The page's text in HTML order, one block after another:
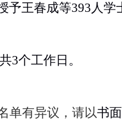
予王春成等393人学
3个工作日。
单有异议，请以书面